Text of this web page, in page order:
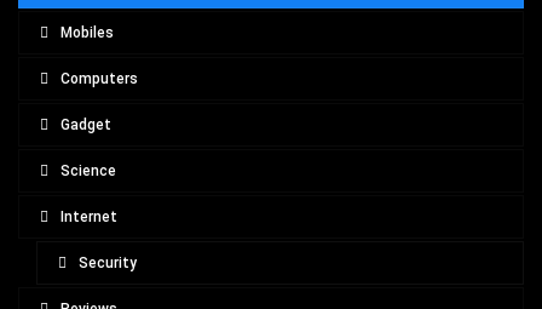
Mobiles
Computers
Gadget
Science
Internet
Security